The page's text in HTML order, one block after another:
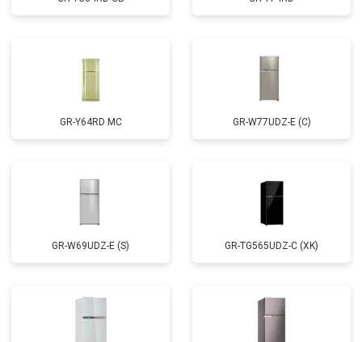
GR-Y64RD MC GR-W77UDZ-E (C)
GR-W69UDZ-E (S) GR-TG565UDZ-C (XK)